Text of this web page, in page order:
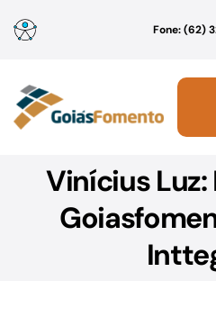
para
conteúdo
Fone: (62)
Institucional
Linhas de Crédito
Vinícius Luz: